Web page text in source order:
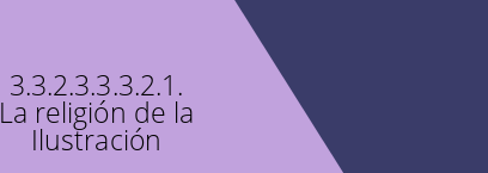
3.3.2.3.3.3.2.1.
La religión de la
Ilustración